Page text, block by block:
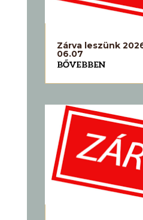
Zárva leszünk
06.07
BŐVEBBEN